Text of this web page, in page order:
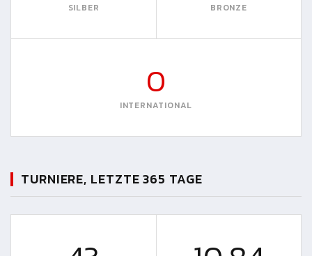
SILBER BRONZE
0
INTERNATIONAL
TURNIERE, LETZTE 365 TAGE